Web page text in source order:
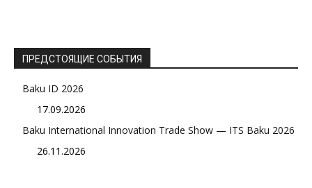
ПРЕДСТОЯЩИЕ СОБЫТИЯ
Baku ID 2026
17.09.2026
Baku International Innovation Trade Show — ITS Baku 2026
26.11.2026